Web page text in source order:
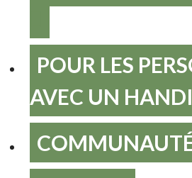
POUR LES
AVEC UN